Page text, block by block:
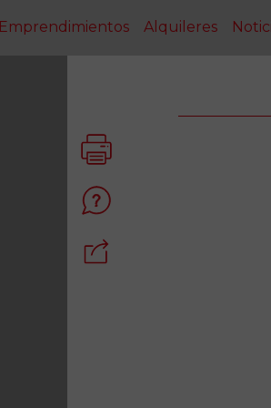
Emprendimientos Alquileres